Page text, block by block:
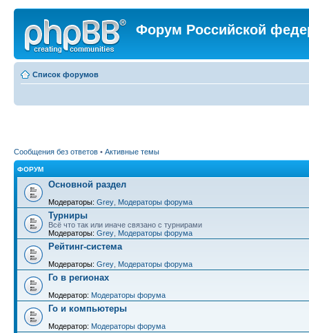
Форум Российской
Список форумов
Сообщения без ответов • Активные темы
ФОРУМ
Основной раздел
Модераторы: Grey Модераторы форума
Турниры
Всё что так или иначе связано с турнирами
Модераторы: Grey Модераторы форума
Рейтинг-система
Модераторы: Grey Модераторы форума
Го в регионах
Модератор: Модераторы форума
Го и компьютеры
Модератор: Модераторы форума